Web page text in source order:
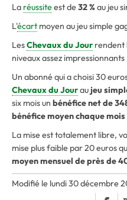
La réussiteest de32 %au jeu
L'écart moyen au jeu simple
LesChevaux du Jour rendent
niveaux assez impressionnants
Un abonné qui a choisi 30
Chevaux du Jourau jeu
six mois un bénéfice net de
bénéfice moyen chaque
La mise est totalement libre,
mise plus faible par 20 euros
moyen mensuel de près de
Modifié le lundi 30 décembre